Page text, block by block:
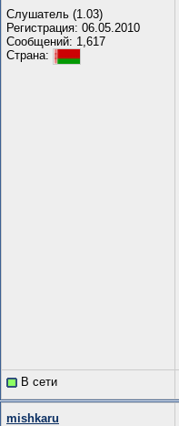
Слушатель (1.03)
Регистрация: 06.05.2010
Сообщений: 1,617
Страна:
В сети
mishkaru